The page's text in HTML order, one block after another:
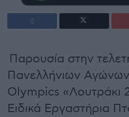
Παρουσία στην
Πανελλήνιων
Olympics «Λουτράκι
Ειδικά Εργαστήρια